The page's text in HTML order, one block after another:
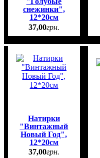
снежинки",
12*20см
37,00грн.
Натирки
"Винтажный
Новый Год",
12*20см
37,00грн.